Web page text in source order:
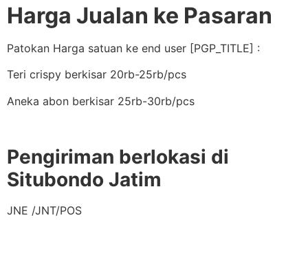
Harga Jualan ke Pasaran
Patokan Harga satuan ke end user [PGP_TITLE] :
Teri crispy berkisar 20rb-25rb/pcs
Aneka abon berkisar 25rb-30rb/pcs
Pengiriman berlokasi di
Situbondo Jatim
JNE /JNT/POS